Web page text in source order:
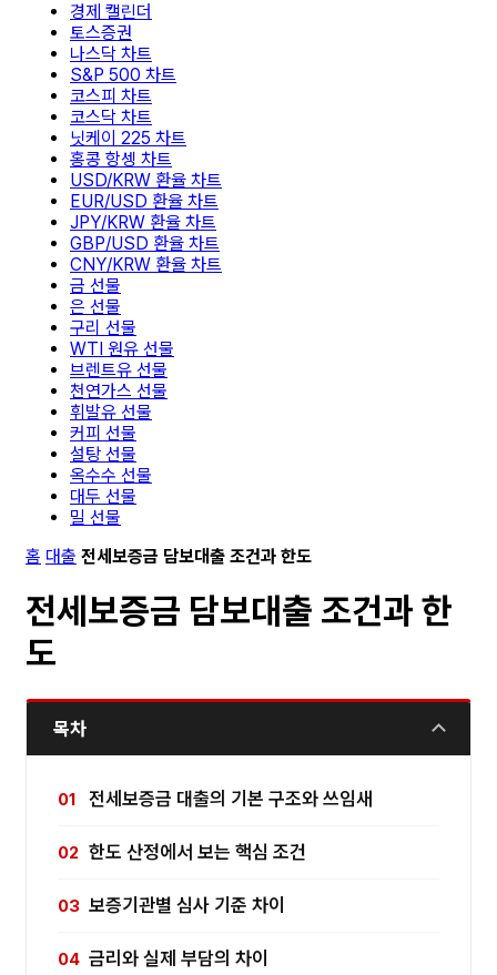
경제 캘린더
토스증권
나스닥 차트
S&P 500 차트
코스피 차트
코스닥 차트
닛케이 225 차트
홍콩 항셍 차트
USD/KRW 환율 차트
EUR/USD 환율 차트
JPY/KRW 환율 차트
GBP/USD 환율 차트
CNY/KRW 환율 차트
금 선물
은 선물
구리 선물
WTI 원유 선물
브렌트유 선물
천연가스 선물
휘발유 선물
커피 선물
설탕 선물
옥수수 선물
대두 선물
밀 선물
홈 대출 전세보증금 담보대출 조건과 한도
전세보증금 담보대출 조건과 한
도
목차
전세보증금 대출의 기본 구조와 쓰임새
한도 산정에서 보는 핵심 조건
보증기관별 심사 기준 차이
금리와 실제 부담의 차이